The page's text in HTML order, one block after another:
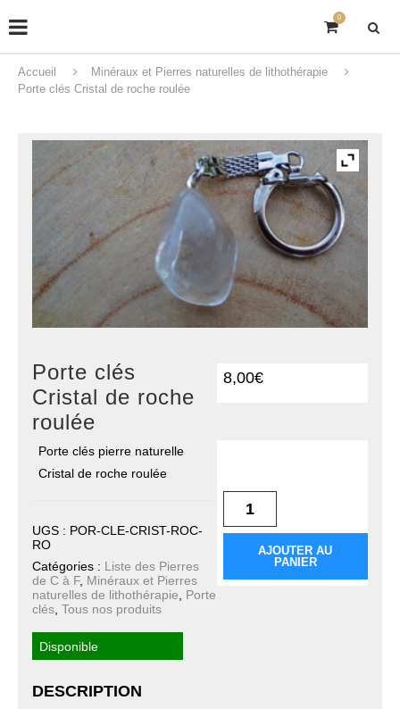
0
Accueil
Minéraux et Pierres naturelles de lithothérapie
Porte clés Cristal de roche roulée
Porte clés
Cristal de roche
roulée
8,00€
Porte clés pierre naturelle
Cristal de roche roulée
AJOUTER AU
PANIER
UGS : POR-CLE-CRIST-ROC-
RO
Catégories : Liste des Pierres
de C à F, Minéraux et Pierres
naturelles de lithothérapie, Porte
clés,Tous nos produits
Disponible
DESCRIPTION